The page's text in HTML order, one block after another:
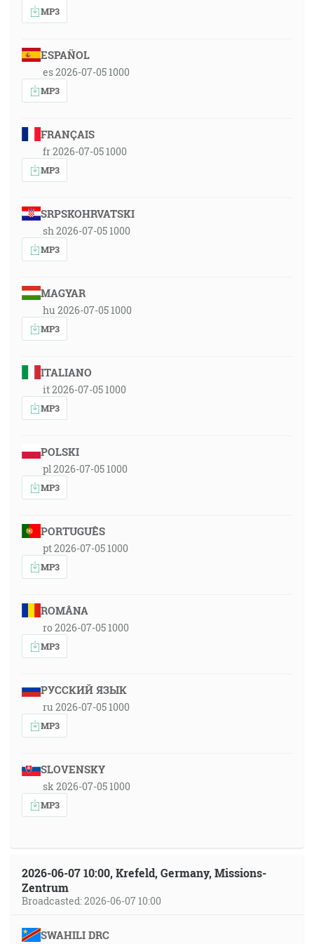
MP3
ESPAÑOL
es 2026-07-05 1000
MP3
FRANÇAIS
fr 2026-07-05 1000
MP3
SRPSKOHRVATSKI
sh 2026-07-05 1000
MP3
MAGYAR
hu 2026-07-05 1000
MP3
ITALIANO
it 2026-07-05 1000
MP3
POLSKI
pl 2026-07-05 1000
MP3
PORTUGUÊS
pt 2026-07-05 1000
MP3
ROMÂNA
ro 2026-07-05 1000
MP3
РУССКИЙ ЯЗЫК
ru 2026-07-05 1000
MP3
SLOVENSKY
sk 2026-07-05 1000
MP3
2026-06-07 10:00, Krefeld, Germany, Missions-
Zentrum
Broadcasted: 2026-06-07 10:00
SWAHILI DRC